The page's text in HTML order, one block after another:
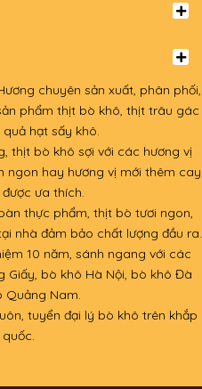
chuyên sản xuất, phân phối,
phẩm thịt bò khô, thịt trâu gác
hạt sấy khô.
thịt bò khô sợi với các hương vị
ngon hay hương vị mới thêm cay
ưa thích.
thực phẩm, thịt bò tươi ngon,
nhà đảm bảo chất lượng đầu ra.
10 năm, sánh ngang với các
Giấy, bò khô Hà Nội, bò khô Đà
Quảng Nam.
tuyển đại lý bò khô trên khắp